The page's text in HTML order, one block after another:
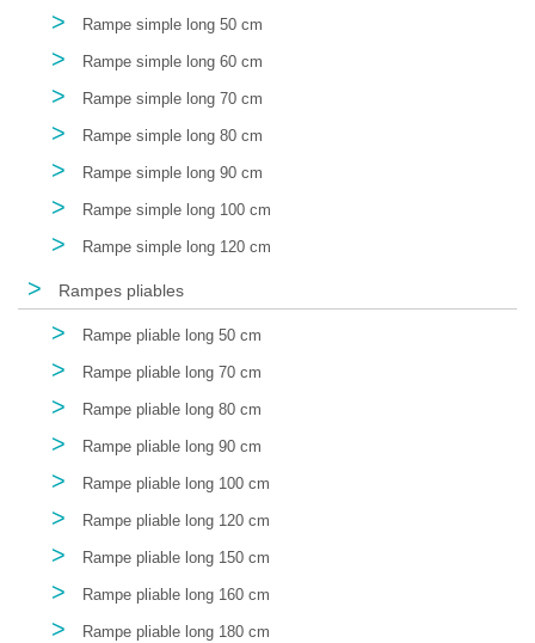
> Rampe simple long 50 cm
> Rampe simple long 60 cm
> Rampe simple long 70 cm
> Rampe simple long 80 cm
> Rampe simple long 90 cm
> Rampe simple long 100 cm
> Rampe simple long 120 cm
> Rampes pliables
> Rampe pliable long 50 cm
> Rampe pliable long 70 cm
> Rampe pliable long 80 cm
> Rampe pliable long 90 cm
> Rampe pliable long 100 cm
> Rampe pliable long 120 cm
> Rampe pliable long 150 cm
> Rampe pliable long 160 cm
> Rampe pliable long 180 cm